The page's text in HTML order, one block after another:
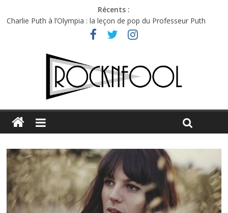
Récents :
Charlie Puth à l’Olympia : la leçon de pop du Professeur Puth
Festival Triptyque : un nouveau festival de musique indépendant
Hellfest 2026 vendredi : température et émotions en hausse
Hellfest 2026 jeudi : impossible de choisir entre chaleur et bonne
Première édition du Midgard Festival : entre bière, métal et